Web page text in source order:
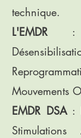
technique.
L'EMDR :
Mouvements
EMDR DSA: